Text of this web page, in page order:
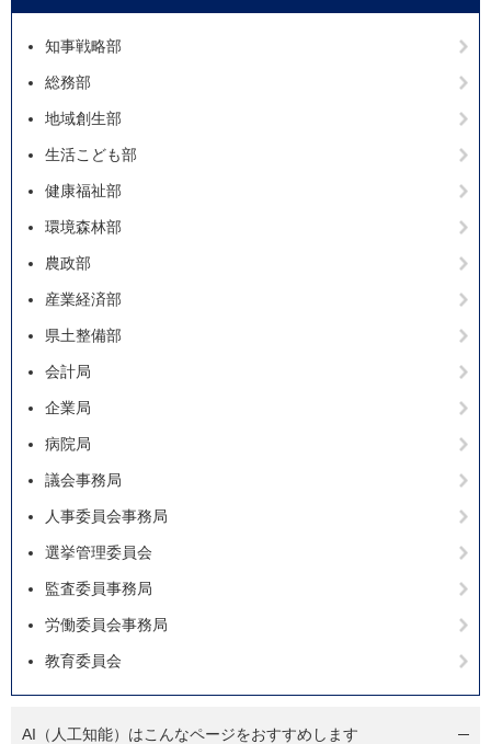
知事戦略部
総務部
地域創生部
生活こども部
健康福祉部
環境森林部
農政部
産業経済部
県土整備部
会計局
企業局
病院局
議会事務局
人事委員会事務局
選挙管理委員会
監査委員事務局
労働委員会事務局
教育委員会
AI（人工知能）はこんなページをおすすめします